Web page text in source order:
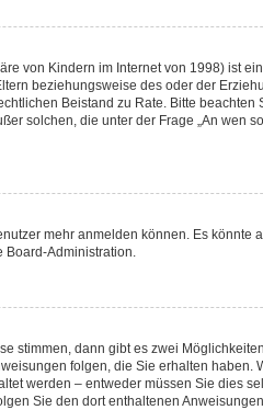
von Kindern im Internet von 1998) ist
beziehungsweise des oder der
Beistand zu Rate. Bitte
solchen, die unter der Frage „An wen
mehr anmelden können. Es könnte
Board-Administration.
stimmen, dann gibt es zwei
folgen, die Sie erhalten haben.
werden – entweder müssen Sie dies
Sie den dort enthaltenen